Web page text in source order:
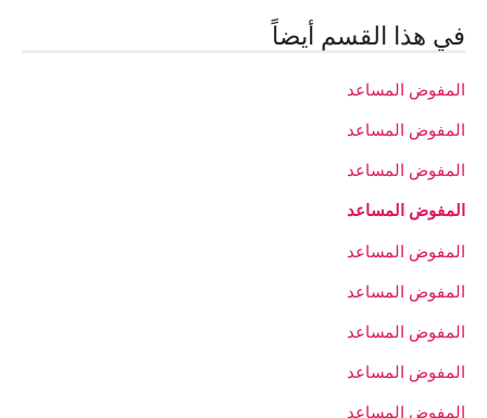
في هذا القسم أيضاً
المفوض المساعد
المفوض المساعد
المفوض المساعد
المفوض المساعد
المفوض المساعد
المفوض المساعد
المفوض المساعد
المفوض المساعد
المفوض المساعد